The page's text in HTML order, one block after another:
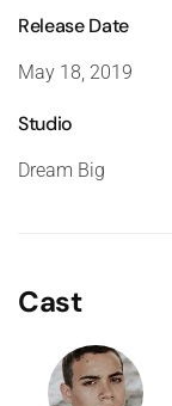
Release Date
May 18, 2019
Studio
Dream Big
Cast